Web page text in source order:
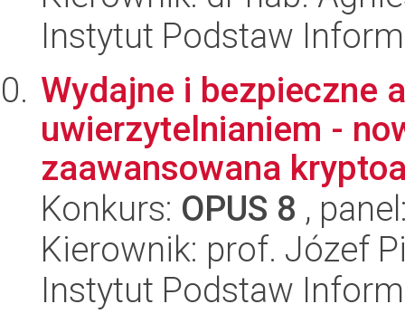
Instytut Podstaw
Wydajne i bezpieczne
uwierzytelnianiem -
zaawansowana
Konkurs: OPUS 8 ,
Kierownik: prof. Józef
Instytut Podstaw